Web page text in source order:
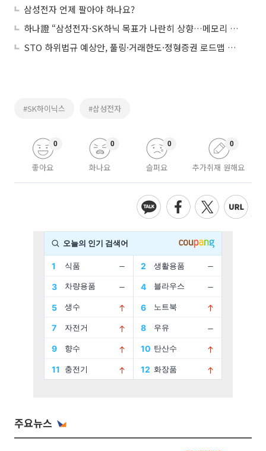
삼성전자 언제 팔아야 하나요?
하나證 “삼성전자·SK하닉 목표가 나란히 상향…메모리 가격 강세 지속”
STO 하위법규 예상안, 풀링·거래한도·정형증권 로드맵 제시
#SK하이닉스 #삼성전자
좋아요
0
화나요
0
슬퍼요
0
추가취재 원해요
0
주요뉴스